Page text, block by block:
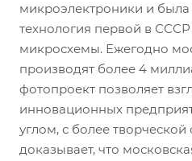
микроэлектроники и была
технология первой в СССР
микросхемы. Ежегодно
производят более 4
фотопроект позволяет
инновационных
углом, с более
доказывает, что